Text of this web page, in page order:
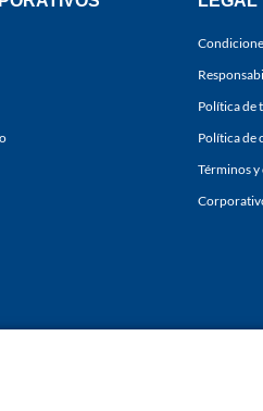
Política de
Política de
Términos